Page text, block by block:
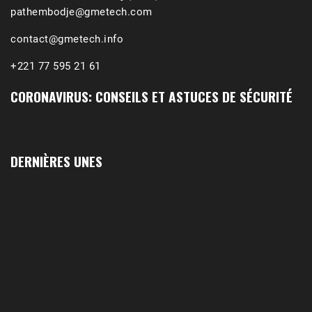
pathembodje@gmetech.com
contact@gmetech.info
+221 77 595 21 61
CORONAVIRUS: CONSEILS ET ASTUCES DE SÉCURITÉ
DERNIÈRES UNES